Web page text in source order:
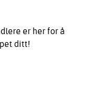
er her for å
ditt!